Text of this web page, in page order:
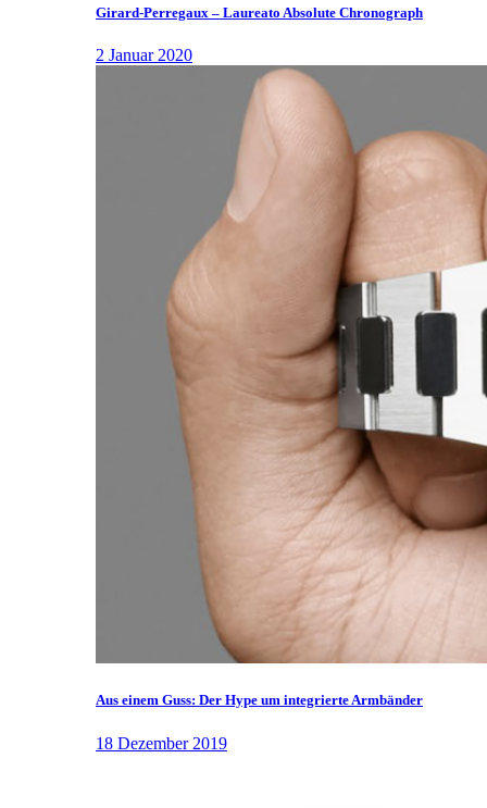
Girard-Perregaux – Laureato Absolute Chronograph
2 Januar 2020
Aus einem Guss: Der Hype um integrierte Armbänder
18 Dezember 2019